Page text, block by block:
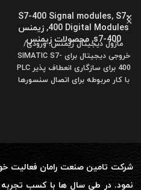
S7-400 Signal modules, S7-
400 Digital Modules
, زیمنس
s7-400
, محصولات زیمنس
ماژول دیجیتال زیمنس: ورودی/
خروجی دیجیتال برای SIMATIC S7-
400 برای سازگاری انعطاف پذیر PLC
با کار مربوطه برای اتصال سنسورها
نمود. در طی سال ها با کسب